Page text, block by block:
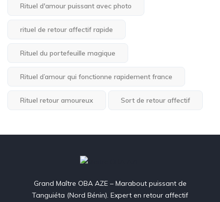
Rituel d'amour puissant avec photo
rituel de retour affectif rapide
Rituel du portefeuille magique
Rituel d’amour qui fonctionne rapidement france
Rituel retour amoureux Sort de retour affectif
Grand Maître OBA AZE – Marabout puissant de
Tanguiéta (Nord Bénin). Expert en retour affectif